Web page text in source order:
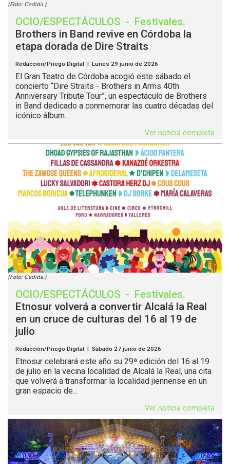
(Foto: Cedida.)
OCIO/ESPECTÁCULOS - Festivales.
Brothers in Band revive en Córdoba la
etapa dorada de Dire Straits
Redacción/Priego Digital | Lunes 29 junio de 2026
El Gran Teatro de Córdoba acogió este sábado el
concierto “Dire Straits - Brothers in Arms 40th
Anniversary Tribute Tour”, un espectáculo de Brothers
in Band dedicado a conmemorar las cuatro décadas del
icónico álbum...
Ver noticia completa
(Foto: Cedida.)
OCIO/ESPECTÁCULOS - Festivales.
Etnosur volverá a convertir Alcalá la Real
en un cruce de culturas del 16 al 19 de
julio
Redacción/Priego Digital | Sábado 27 junio de 2026
Etnosur celebrará este año su 29ª edición del 16 al 19
de julio en la vecina localidad de Alcalá la Real, una cita
que volverá a transformar la localidad jiennense en un
gran espacio de...
Ver noticia completa